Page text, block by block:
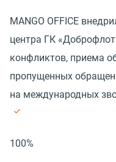
MANGO OFFICE
центра ГК
конфликтов, приема
пропущенных
на международных
100%